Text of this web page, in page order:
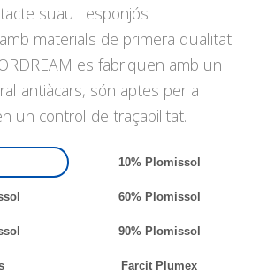
suau i esponjós
materials de primera qualitat.
es fabriquen amb un
antiàcars, són aptes per a
un control de traçabilitat.
10% Plomissol
60% Plomissol
90% Plomissol
Farcit Plumex